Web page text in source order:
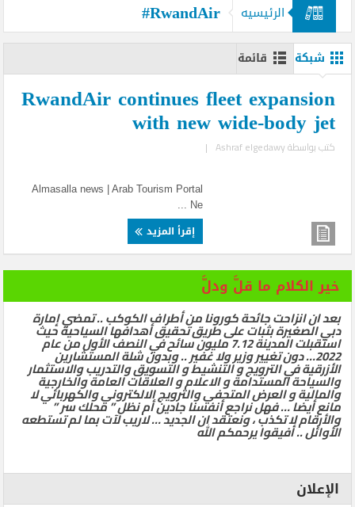
الرئيسيه RwandAir#
شبكة قائمة
RwandAir continues fleet expansion
with new wide-body jet
كتب بواسطةAshraf elgedawy
|
Almasalla news | Arab Tourism Portal
Ne ...
إقرأ المزيد
خير الكلام ما قلَّ ودلَّ
بعد ان انزاحت جائحة كورونا من أطراف الكوكب .. تمضي إمارة
دبي الصغيرة بثبات على طريق تحقيق أهدافها السياحية حيث
استقبلت المدينة 7.12 مليون سائح في النصف الأول من عام
2022… دون تغيير وزير ولا غفير .. وبدون شلة المستشارين
الأزرقية في الترويج و التنشيط و التسويق والتدريب والاستثمار
والسياحة المستدامة و الاعلام و العلاقات العامة والخارجية
والمالية و العرض المتحفي والترويج الالكتروني والكهربائي لا
مانع أيضا … فهل نراجع أنفسنا جادين أم نظل ” محلك سر ”
والأرقام لا تكذب ، ونعتقد ان الجديد … لاريب لآت بما لم تستطعه
الأوائل .. أفيقوا يرحمكم الله
الإعلان